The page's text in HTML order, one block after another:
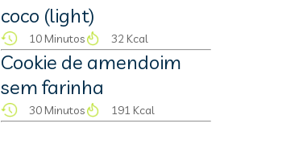
coco (light)
10 Minutos 32 Kcal
Cookie de amendoim
sem farinha
30 Minutos 191 Kcal